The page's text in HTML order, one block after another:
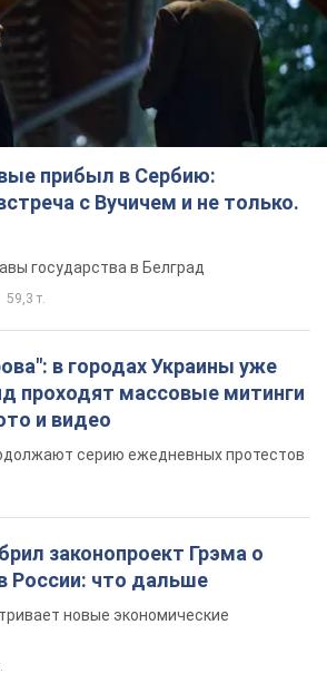
прибыл в Сербию:
с Вучичем и не только.
государства в Белград
59,3 т.
в городах Украины уже
проходят массовые митинги
и видео
серию ежедневных протестов
законопроект Грэма о
России: что дальше
новые экономические